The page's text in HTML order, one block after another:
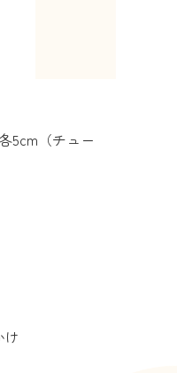
5cm（チュー